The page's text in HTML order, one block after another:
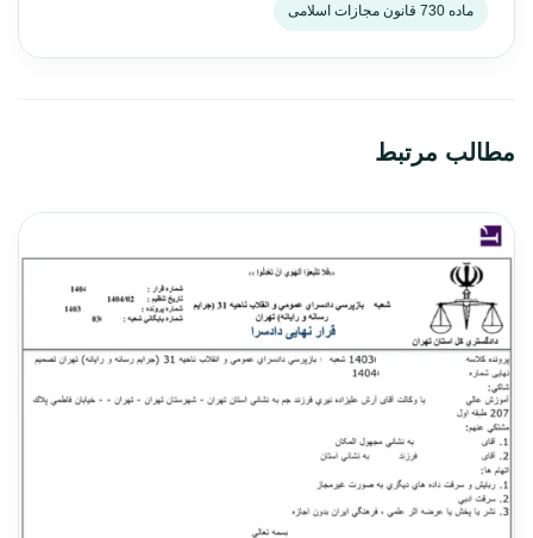
ماده 730 قانون مجازات اسلامی
مطالب مرتبط